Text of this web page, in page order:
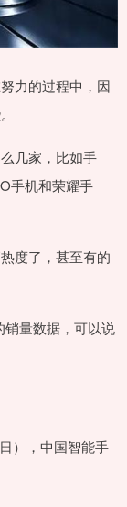
力的过程中，因
几家，比如手
手机和荣耀手
度了，甚至有的
量数据，可以说
），中国智能手